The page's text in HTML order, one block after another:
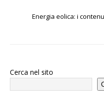
Energia eolica: i
Cerca nel sito